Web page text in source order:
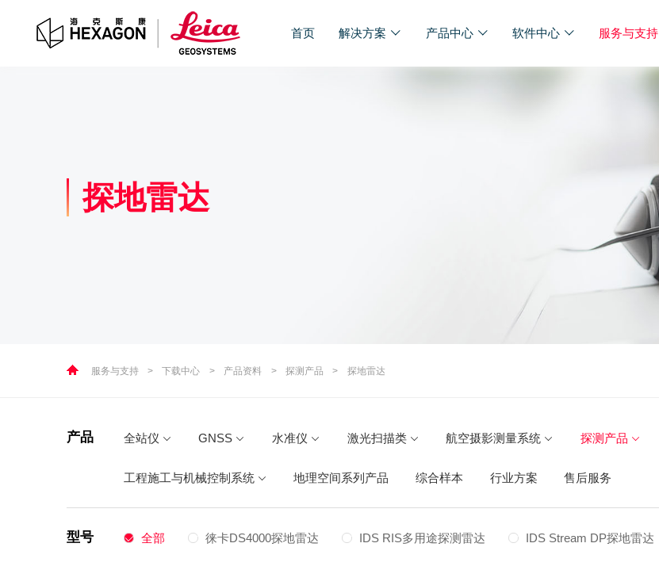
首页 解决方案 产品中心 软件中心 服务与支持
探地雷达
服务与支持 > 下载中心 > 产品资料 > 探测产品 > 探地雷达
产品 全站仪 GNSS 水准仪 激光扫描类 航空摄影测量系统 探测产品
工程施工与机械控制系统 地理空间系列产品 综合样本 行业方案 售后服务
型号 全部 徕卡DS4000探地雷达 IDS RIS多用途探测雷达 IDS Stream DP探地雷达